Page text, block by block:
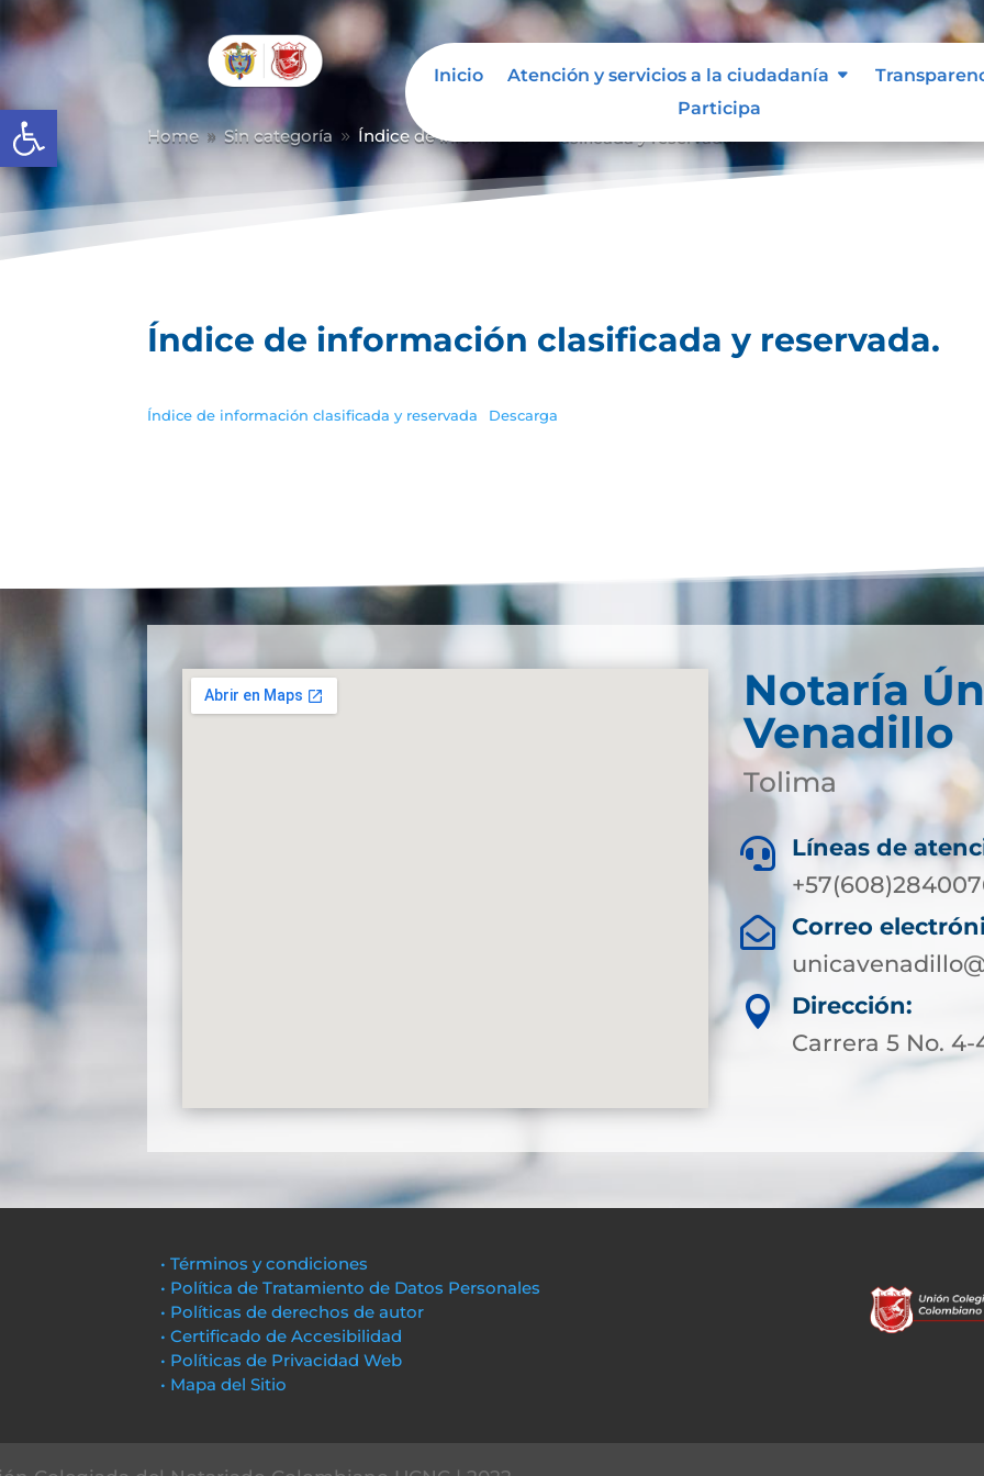
Abrir barra de herramientas
Inicio Atención y servicios a la ciudadanía
Participa
Home 9 Sin categoría 9 Índice de información clasificada y reservada.
Índice de información clasificada y reservada.
Índice de información clasificada y reservada Descarga
Notaría
Venadillo
Tolima

Líneas de

Correo

Dirección:
Carrera 5 No. 4-
• Términos y condiciones
• Política de Tratamiento de Datos Personales
• Políticas de derechos de autor
• Certificado de Accesibilidad
• Políticas de Privacidad Web
• Mapa del Sitio